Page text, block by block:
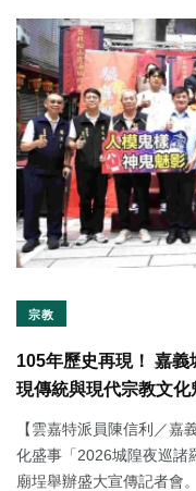
宗教
105年歷史再現！ 嘉
現傳統與現代宗教文化
【雲嘉特派員陳信利／嘉
化盛事「2026城隍夜巡諸
廟埕舉辦盛大宣傳記者會